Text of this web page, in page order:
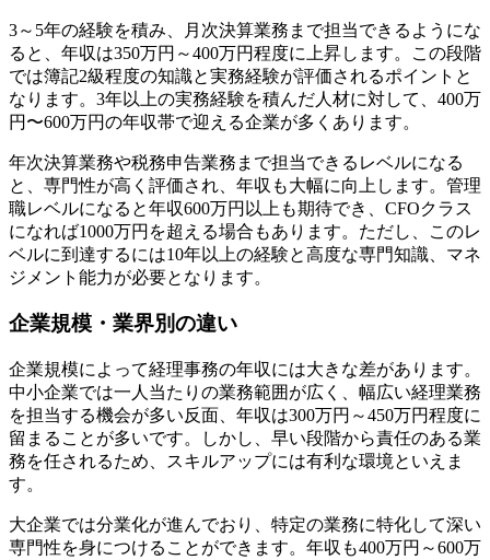
3～5年の経験を積み、月次決算業務まで担当できるようにな
ると、年収は350万円～400万円程度に上昇します。この段階
では簿記2級程度の知識と実務経験が評価されるポイントと
なります。3年以上の実務経験を積んだ人材に対して、400万
円〜600万円の年収帯で迎える企業が多くあります。
年次決算業務や税務申告業務まで担当できるレベルになる
と、専門性が高く評価され、年収も大幅に向上します。管理
職レベルになると年収600万円以上も期待でき、CFOクラス
になれば1000万円を超える場合もあります。ただし、このレ
ベルに到達するには10年以上の経験と高度な専門知識、マネ
ジメント能力が必要となります。
企業規模・業界別の違い
企業規模によって経理事務の年収には大きな差があります。
中小企業では一人当たりの業務範囲が広く、幅広い経理業務
を担当する機会が多い反面、年収は300万円～450万円程度に
留まることが多いです。しかし、早い段階から責任のある業
務を任されるため、スキルアップには有利な環境といえま
す。
大企業では分業化が進んでおり、特定の業務に特化して深い
専門性を身につけることができます。年収も400万円～600万